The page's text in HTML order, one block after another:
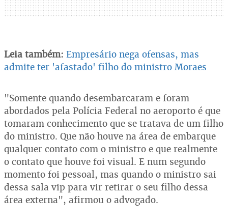
Leia também: Empresário nega ofensas, mas
admite ter 'afastado' filho do ministro Moraes
"Somente quando desembarcaram e foram
abordados pela Polícia Federal no aeroporto é que
tomaram conhecimento que se tratava de um filho
do ministro. Que não houve na área de embarque
qualquer contato com o ministro e que realmente
o contato que houve foi visual. E num segundo
momento foi pessoal, mas quando o ministro sai
dessa sala vip para vir retirar o seu filho dessa
área externa", afirmou o advogado.